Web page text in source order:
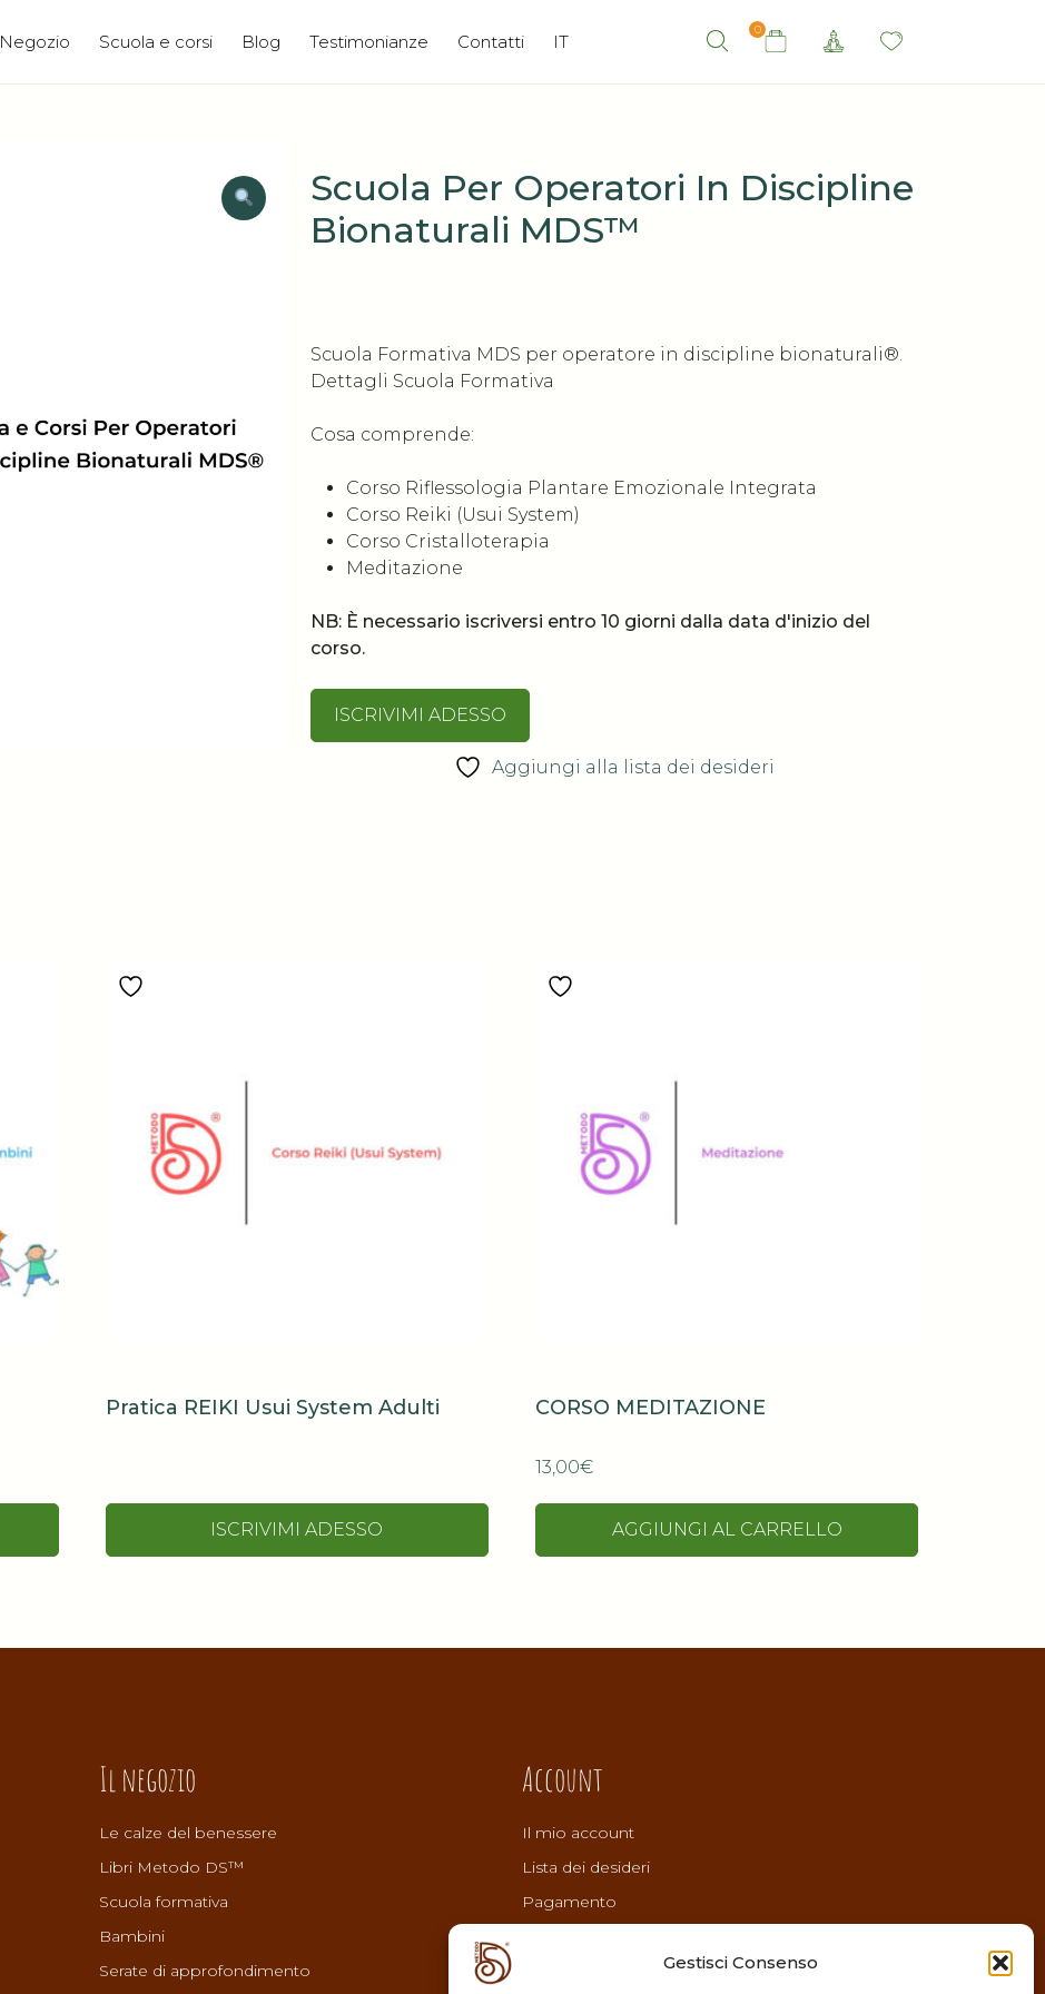
Gestisci Consenso
Negozio Scuola e corsi Blog Testimonianze Contatti IT
0
Scuola Per Operatori In Discipline
Bionaturali MDS™
Scuola Formativa MDS per operatore in discipline bionaturali®.
Dettagli Scuola Formativa
Cosa comprende:
Corso Riflessologia Plantare Emozionale Integrata
Corso Reiki (Usui System)
Corso Cristalloterapia
Meditazione
NB: È necessario iscriversi entro 10 giorni dalla data d'inizio del
corso.
ISCRIVIMI ADESSO
Aggiungi alla lista dei desideri
Pratica REIKI Usui System Adulti
ISCRIVIMI ADESSO
CORSO MEDITAZIONE
13,00€
AGGIUNGI AL CARRELLO
Il negozio
Le calze del benessere
Libri Metodo DS™
Scuola formativa
Bambini
Serate di approfondimento
Account
Il mio account
Lista dei desideri
Pagamento
Termini e Condizioni